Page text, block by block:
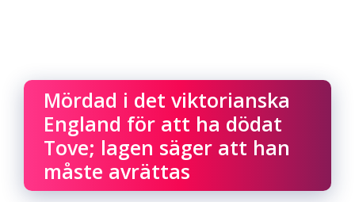
Mördad i det viktorianska
England för att ha dödat
Tove; lagen säger att han
måste avrättas